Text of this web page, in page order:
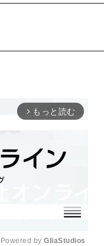
arrow_forward_ios もっと読む
Powered by GliaStudios